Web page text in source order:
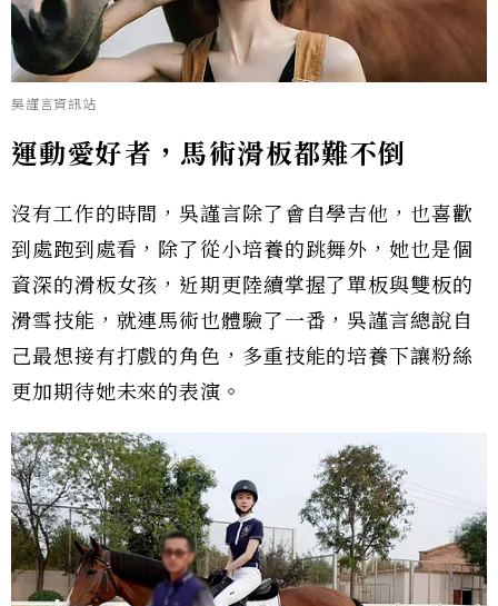
吳謹言資訊站
運動愛好者，馬術滑板都難不倒
沒有工作的時間，吳謹言除了會自學吉他，也喜歡
到處跑到處看，除了從小培養的跳舞外，她也是個
資深的滑板女孩，近期更陸續掌握了單板與雙板的
滑雪技能，就連馬術也體驗了一番，吳謹言總說自
己最想接有打戲的角色，多重技能的培養下讓粉絲
更加期待她未來的表演。